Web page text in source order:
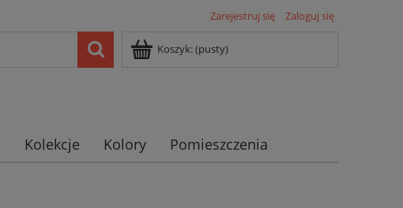
Zarejestruj się Zaloguj się
Koszyk:(pusty)
Kolekcje Kolory Pomieszczenia